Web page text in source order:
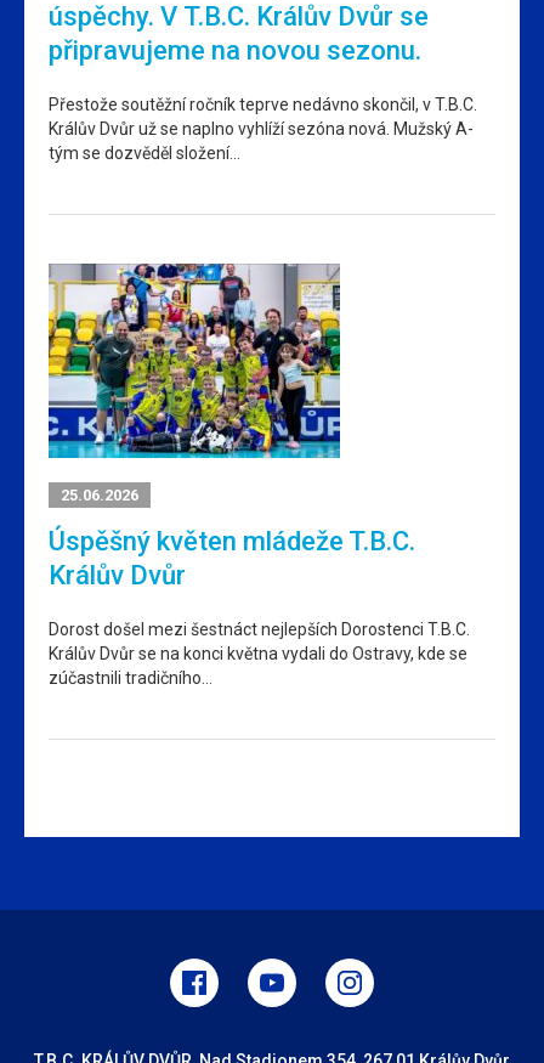
úspěchy. V T.B.C. Králův Dvůr se
připravujeme na novou sezonu.
Přestože soutěžní ročník teprve nedávno skončil, v T.B.C.
Králův Dvůr už se naplno vyhlíží sezóna nová. Mužský A-
tým se dozvěděl složení…
25.06.2026
Úspěšný květen mládeže T.B.C.
Králův Dvůr
Dorost došel mezi šestnáct nejlepších Dorostenci T.B.C.
Králův Dvůr se na konci května vydali do Ostravy, kde se
zúčastnili tradičního…